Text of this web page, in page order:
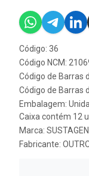
Código: 36
Código NCM:
Código de Barras
Código de Barras
Embalagem:
Caixa contém 12
Marca: SUSTAGEN
Fabricante: